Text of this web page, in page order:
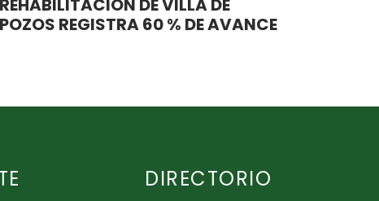
POZOS REGISTRA 60 % DE AVANCE
DIRECTORIO